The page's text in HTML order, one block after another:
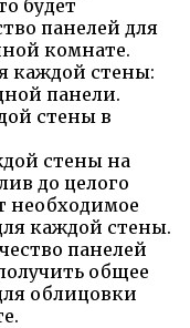
будет
панелей для
комнате.
каждой стены:
панели.
стены в
стены на
до целого
необходимое
каждой стены.
панелей
общее
облицовки